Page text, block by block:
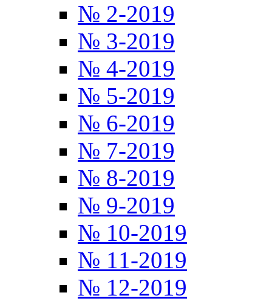
№ 2-2019
№ 3-2019
№ 4-2019
№ 5-2019
№ 6-2019
№ 7-2019
№ 8-2019
№ 9-2019
№ 10-2019
№ 11-2019
№ 12-2019